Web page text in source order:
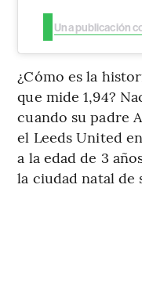
¿Cómo es la
que mide 1,94?
cuando su padre
el Leeds United
a la edad de 3
la ciudad natal de